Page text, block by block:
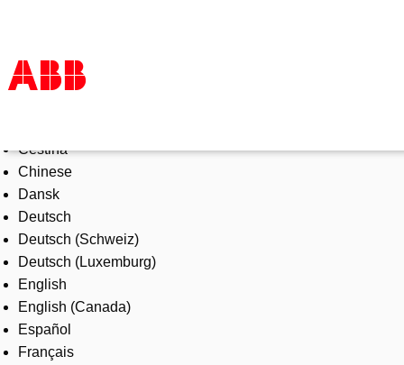
Products & Solutions
Industries
Services
About us
Where to buy
Contact us
Careers
Čeština
Chinese
Dansk
Deutsch
Deutsch (Schweiz)
Deutsch (Luxemburg)
English
English (Canada)
Español
Français